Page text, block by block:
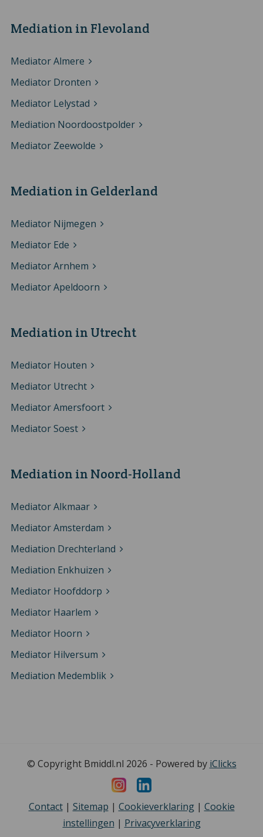
Mediation in Flevoland
Mediator Almere
Mediator Dronten
Mediator Lelystad
Mediation Noordoostpolder
Mediator Zeewolde
Mediation in Gelderland
Mediator Nijmegen
Mediator Ede
Mediator Arnhem
Mediator Apeldoorn
Mediation in Utrecht
Mediator Houten
Mediator Utrecht
Mediator Amersfoort
Mediator Soest
Mediation in Noord-Holland
Mediator Alkmaar
Mediator Amsterdam
Mediation Drechterland
Mediation Enkhuizen
Mediator Hoofddorp
Mediator Haarlem
Mediator Hoorn
Mediator Hilversum
Mediation Medemblik
© Copyright Bmiddl.nl 2026 - Powered by iClicks
Contact| Sitemap | Cookieverklaring| Cookie
instellingen | Privacyverklaring